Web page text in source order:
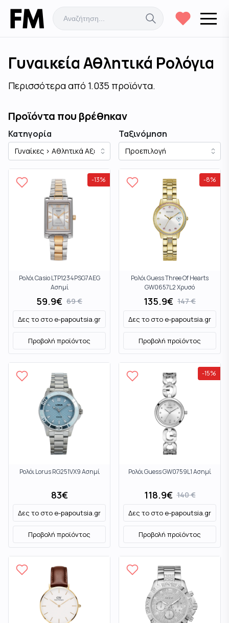
Γυναικεία Αθλητικά Ρολόγια
Περισσότερα από 1.035 προϊόντα.
Προϊόντα που βρέθηκαν
Κατηγορία Ταξινόμηση
-13%
Ρολόι Casio LTP1234PSG7AEG
Ασημί
59.9€ 69€
Δες το στο e-papoutsia.gr
Προβολή προϊόντος
-8%
Ρολόι Guess Three Of Hearts
GW0657L2 Χρυσό
135.9€ 147€
Δες το στο e-papoutsia.gr
Προβολή προϊόντος
Ρολόι Lorus RG251VX9 Ασημί
83€
Δες το στο e-papoutsia.gr
Προβολή προϊόντος
-15%
Ρολόι Guess GW0759L1 Ασημί
118.9€ 140€
Δες το στο e-papoutsia.gr
Προβολή προϊόντος